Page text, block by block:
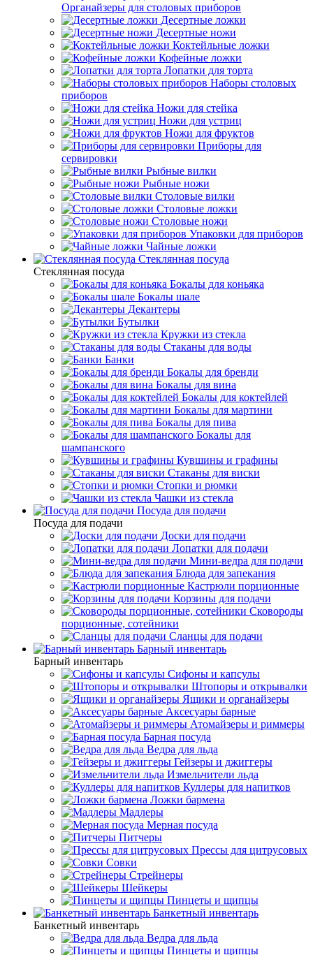
Органайзеры для столовых приборов
Десертные ложки
Десертные ножи
Коктейльные ложки
Кофейные ложки
Лопатки для торта
Наборы столовых
приборов
Ножи для стейка
Ножи для устриц
Ножи для фруктов
Приборы для
сервировки
Рыбные вилки
Рыбные ножи
Столовые вилки
Столовые ложки
Столовые ножи
Упаковки для приборов
Чайные ложки
Стеклянная посуда
Стеклянная посуда
Бокалы для коньяка
Бокалы шале
Декантеры
Бутылки
Кружки из стекла
Стаканы для воды
Банки
Бокалы для бренди
Бокалы для вина
Бокалы для коктейлей
Бокалы для мартини
Бокалы для пива
Бокалы для
шампанского
Кувшины и графины
Стаканы для виски
Стопки и рюмки
Чашки из стекла
Посуда для подачи
Посуда для подачи
Доски для подачи
Лопатки для подачи
Мини-ведра для подачи
Блюда для запекания
Кастрюли порционные
Корзины для подачи
Сковороды
порционные, сотейники
Сланцы для подачи
Барный инвентарь
Барный инвентарь
Сифоны и капсулы
Штопоры и открывалки
Ящики и органайзеры
Аксесуары барные
Атомайзеры и риммеры
Барная посуда
Ведра для льда
Гейзеры и джиггеры
Измельчители льда
Куллеры для напитков
Ложки бармена
Мадлеры
Мерная посуда
Питчеры
Прессы для цитрусовых
Совки
Стрейнеры
Шейкеры
Пинцеты и щипцы
Банкетный инвентарь
Банкетный инвентарь
Ведра для льда
Пинцеты и щипцы